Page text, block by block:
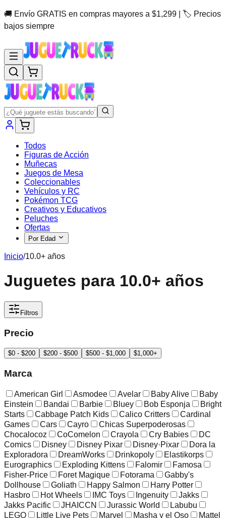
🚚 Envío GRATIS en compras mayores a $1,299 | 🏷️ Precios
bajos siempre
Todos
Figuras de Acción
Muñecas
Juegos de Mesa
Coleccionables
Vehículos y RC
Pokémon TCG
Creativos y Educativos
Peluches
Ofertas
Por Edad
Inicio/10.0+ años
Juguetes para 10.0+ años
Filtros
Precio
$0 - $200 $200 - $500 $500 - $1,000 $1,000+
Marca
American Girl Asmodee Avelar Baby Alive
Baby
Einstein
Bandai Barbie Bluey Bob Esponja
Bright
Starts
Cabbage Patch Kids Calico Critters
Cardinal
Games
Cars Cayro
Chicas Superpoderosas
Chocalocoz
CoComelon Crayola Cry Babies
DC
Comics
Disney Disney Pixar Disney·Pixar
Dora la
Exploradora
DreamWorks Drinkopoly
Elastikorps
Eurographics
Exploding Kittens Falomir
Famosa
Fisher-Price
Foret Magique Fotorama
Gabby's
Dollhouse
Goliath Happy Salmon
Harry Potter
Hasbro
Hot Wheels IMC Toys Ingenuity
Jakks
Jakks Pacific
JHAICCN Jurassic World
Labubu
LEGO
Little Live Pets Marvel Masha y el Oso
Mattel